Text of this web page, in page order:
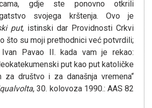
gdje ste ponovno otkrili
svojega krštenja. Ovo je
put, istinski dar Providnosti Crkvi
što su moji prethodnici već potvrdili;
Pavao II. kada vam je rekao:
put kao put katoličke
za društvo i za današnja vremena“
, 30. kolovoza 1990.: AAS 82